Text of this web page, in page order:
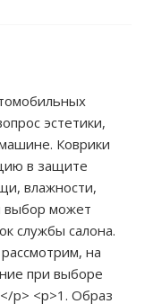
эстетики,
Коврики
в защите
влажности,
выбор может
службы салона.
на
при выборе
p> <p>1. Образ